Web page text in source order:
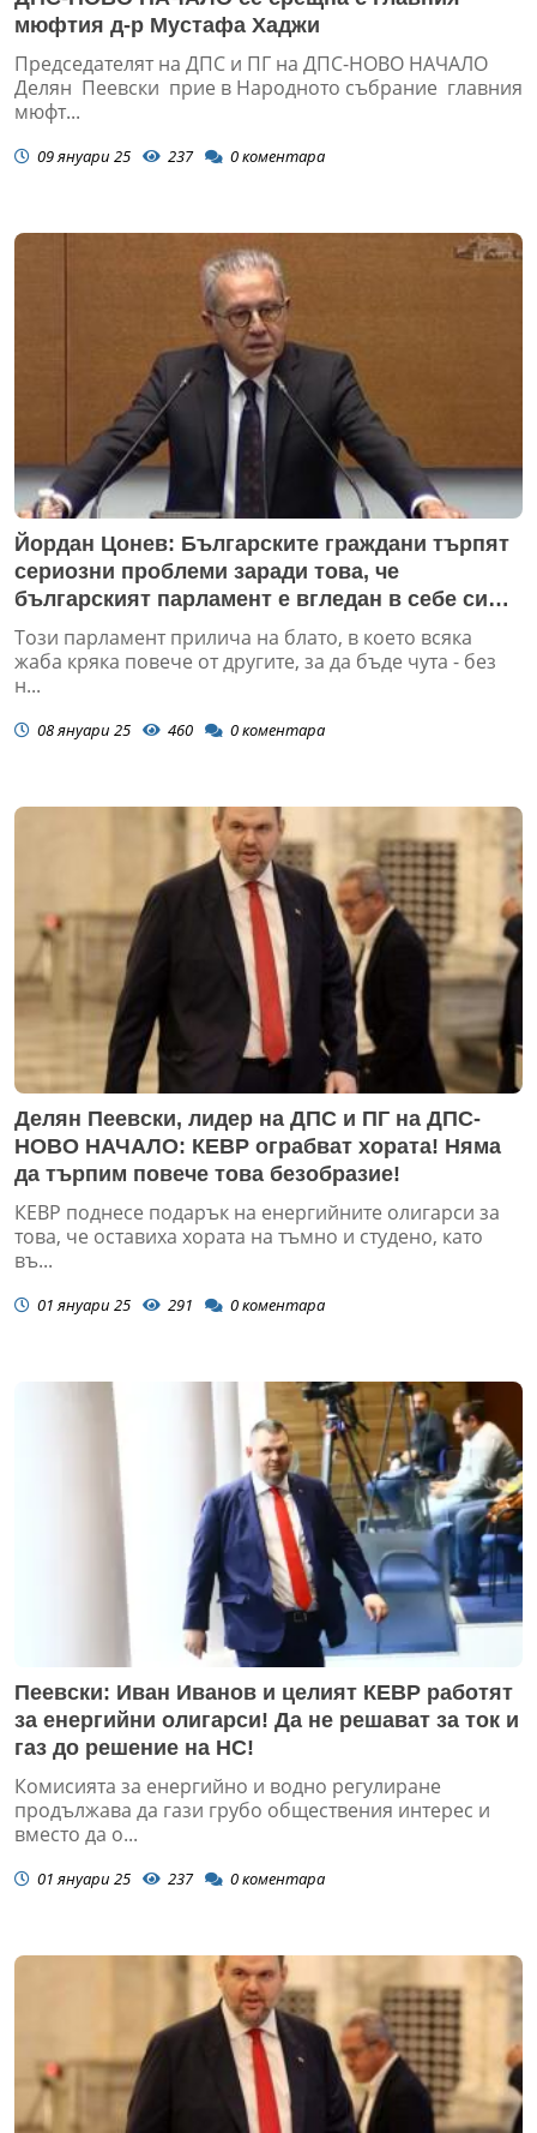
мюфтия д-р Мустафа Хаджи
Председателят на ДПС и ПГ на ДПС-НОВО НАЧАЛО
Делян Пеевски прие в Народното събрание главния
мюфт...
09 януари 25 237 0коментара
Йордан Цонев: Българските граждани търпят
сериозни проблеми заради това, че
българският парламент е вгледан в себе си
(ВИДЕО)
Този парламент прилича на блато, в което всяка
жаба кряка повече от другите, за да бъде чута - без
н...
08 януари 25 460 0коментара
Делян Пеевски, лидер на ДПС и ПГ на ДПС-
НОВО НАЧАЛО: КЕВР ограбват хората! Няма
да търпим повече това безобразие!
КЕВР поднесе подарък на енергийните олигарси за
това, че оставиха хората на тъмно и студено, като
въ...
01 януари 25 291 0коментара
Пеевски: Иван Иванов и целият КЕВР работят
за енергийни олигарси! Да не решават за ток и
газ до решение на НС!
Комисията за енергийно и водно регулиране
продължава да гази грубо обществения интерес и
вместо да о...
01 януари 25 237 0коментара